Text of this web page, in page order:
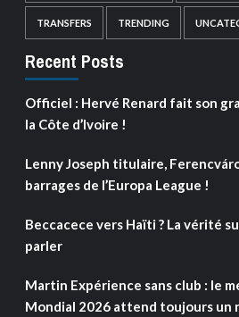
TRANSFERS TRENDING
Recent Posts
Officiel : Hervé Renard fait son
la Côte d’Ivoire !
Lenny Joseph titulaire,
barrages de l’Europa League !
Beccacece vers Haïti ? La vérité
parler
Martin Expérience sans club : le
Mondial 2026 attend toujours un